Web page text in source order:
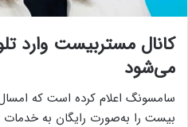
کانال مستربیست وارد
می‌شود
سامسونگ اعلام کرده است که